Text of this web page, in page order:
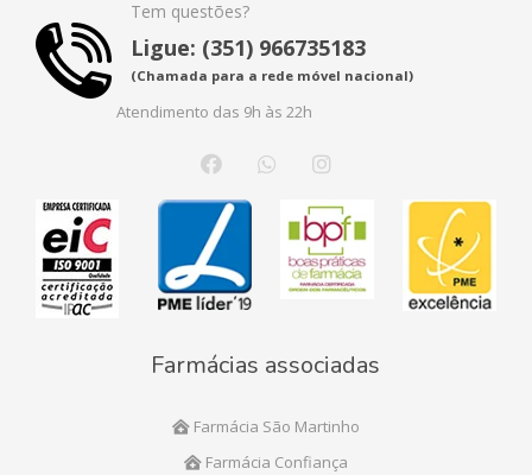
Tem questões?
Ligue: (351) 966735183
(Chamada para a rede móvel nacional)
Atendimento das 9h às 22h
Farmácias associadas
Farmácia São Martinho
Farmácia Confiança